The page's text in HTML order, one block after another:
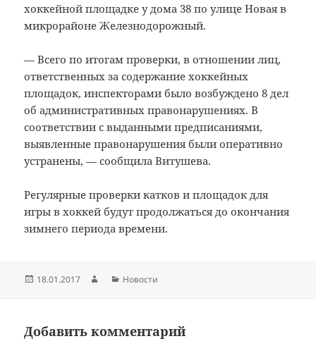
хоккейной площадке у дома 38 по улице Новая в
микрорайоне Железнодорожный.
— Всего по итогам проверки, в отношении лиц,
ответственных за содержание хоккейных
площадок, инспекторами было возбуждено 8 дел
об административных правонарушениях. В
соответствии с выданными предписаниями,
выявленные правонарушения были оперативно
устранены, — сообщила Витушева.
Регулярные проверки катков и площадок для
игры в хоккей будут продолжаться до окончания
зимнего периода времени.
Опубликовано
18.01.2017 АвторРубрики
Новости
Добавить комментарий